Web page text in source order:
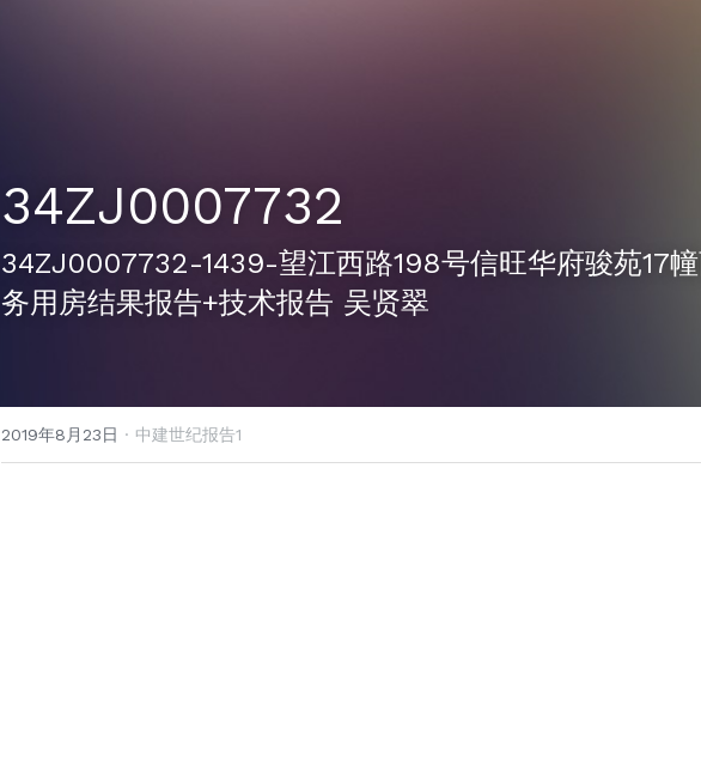
34ZJ0007732
34ZJ0007732-1439-望江西路198号信旺华府骏苑17
务用房结果报告+技术报告 吴贤翠
2019年8月23日 · 中建世纪报告1